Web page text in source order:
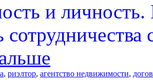
и
, риэлтор, агентство недвижимости,